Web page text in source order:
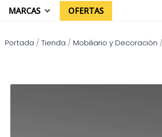
MARCAS
OFERTAS
Portada / Tienda / Mobiliario y Decoración /